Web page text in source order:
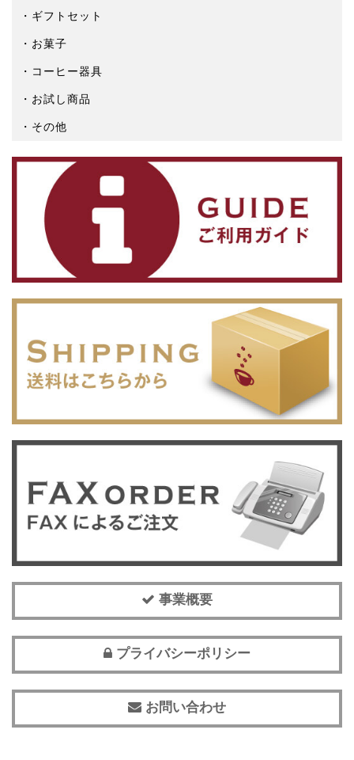
ギフトセット
お菓子
コーヒー器具
お試し商品
その他
事業概要
プライバシーポリシー
お問い合わせ